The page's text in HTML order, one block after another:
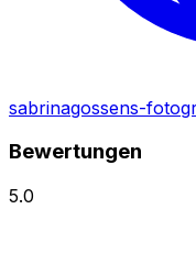
sabrinagossens-
Bewertungen
5.0